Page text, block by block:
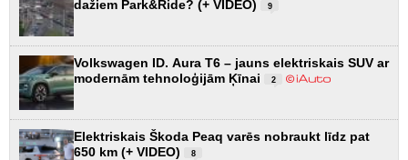
dažiem Park&Ride? (+ VIDEO) 9
Volkswagen ID. Aura T6 – jauns elektriskais SUV ar
modernām tehnoloģijām Ķīnai
2
Elektriskais Škoda Peaq varēs nobraukt līdz pat
650 km (+ VIDEO)
8